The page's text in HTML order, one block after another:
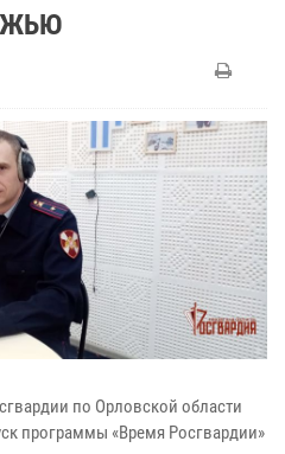
по Орловской области
программы «Время Росгвардии»